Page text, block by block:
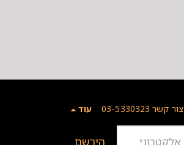
צור קשר 03-5330323 עוד
הירשם